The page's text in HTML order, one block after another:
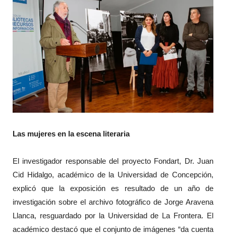
Las mujeres en la escena literaria
El investigador responsable del proyecto Fondart, Dr. Juan
Cid Hidalgo, académico de la Universidad de Concepción,
explicó que la exposición es resultado de un año de
investigación sobre el archivo fotográfico de Jorge Aravena
Llanca, resguardado por la Universidad de La Frontera. El
académico destacó que el conjunto de imágenes “da cuenta